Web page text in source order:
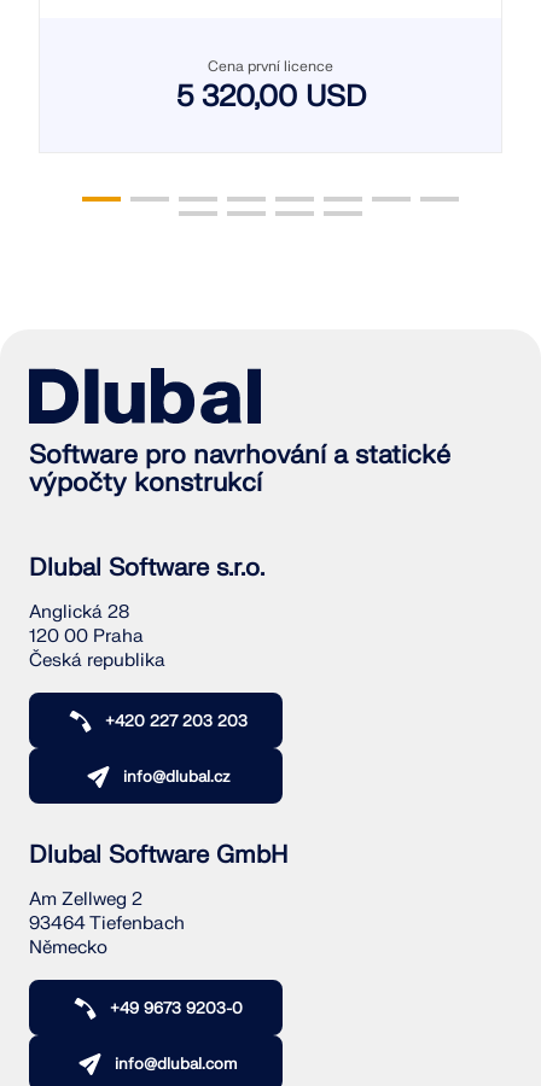
Cena první licence
5 320,00 USD
Software pro navrhování a statické
výpočty konstrukcí
Dlubal Software s.r.o.
Anglická 28
120 00 Praha
Česká republika
+420 227 203 203
info@dlubal.cz
Dlubal Software GmbH
Am Zellweg 2
93464 Tiefenbach
Německo
+49 9673 9203-0
info@dlubal.com